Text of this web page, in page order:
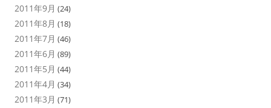
2011年9月 (24)
2011年8月 (18)
2011年7月 (46)
2011年6月 (89)
2011年5月 (44)
2011年4月 (34)
2011年3月 (71)